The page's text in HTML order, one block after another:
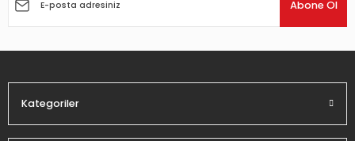
Abone Ol
Kategoriler